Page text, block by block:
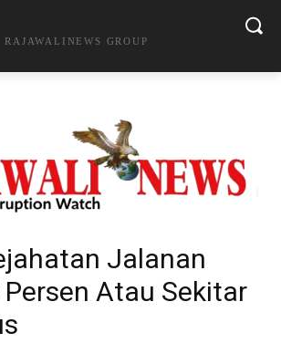
RAJAWALINEWS GROUP
Jalanan
Atau Sekitar